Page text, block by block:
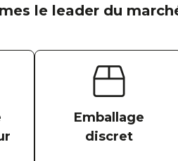
le leader du
Emballage
discret